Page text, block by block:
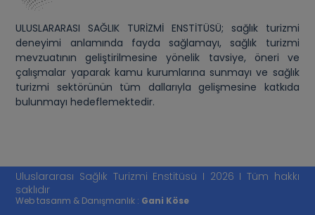
ULUSLARARASI SAĞLIK TURİZMİ ENSTİTÜSÜ; sağlık turizmi
deneyimi anlamında fayda sağlamayı, sağlık turizmi
mevzuatının geliştirilmesine yönelik tavsiye, öneri ve
çalışmalar yaparak kamu kurumlarına sunmayı ve sağlık
turizmi sektörünün tüm dallarıyla gelişmesine katkıda
bulunmayı hedeflemektedir.
Uluslararası Sağlık Turizmi Enstitüsü I 2026 I Tüm hakkı
saklıdır
Web tasarım & Danışmanlık : Gani Köse